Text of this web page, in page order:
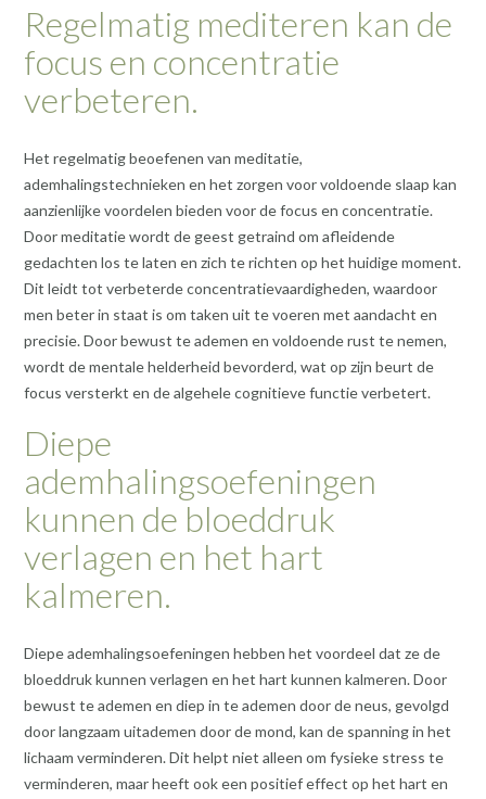
Regelmatig mediteren kan de
focus en concentratie
verbeteren.
Het regelmatig beoefenen van meditatie,
ademhalingstechnieken en het zorgen voor voldoende slaap kan
aanzienlijke voordelen bieden voor de focus en concentratie.
Door meditatie wordt de geest getraind om afleidende
gedachten los te laten en zich te richten op het huidige moment.
Dit leidt tot verbeterde concentratievaardigheden, waardoor
men beter in staat is om taken uit te voeren met aandacht en
precisie. Door bewust te ademen en voldoende rust te nemen,
wordt de mentale helderheid bevorderd, wat op zijn beurt de
focus versterkt en de algehele cognitieve functie verbetert.
Diepe
ademhalingsoefeningen
kunnen de bloeddruk
verlagen en het hart
kalmeren.
Diepe ademhalingsoefeningen hebben het voordeel dat ze de
bloeddruk kunnen verlagen en het hart kunnen kalmeren. Door
bewust te ademen en diep in te ademen door de neus, gevolgd
door langzaam uitademen door de mond, kan de spanning in het
lichaam verminderen. Dit helpt niet alleen om fysieke stress te
verminderen, maar heeft ook een positief effect op het hart en